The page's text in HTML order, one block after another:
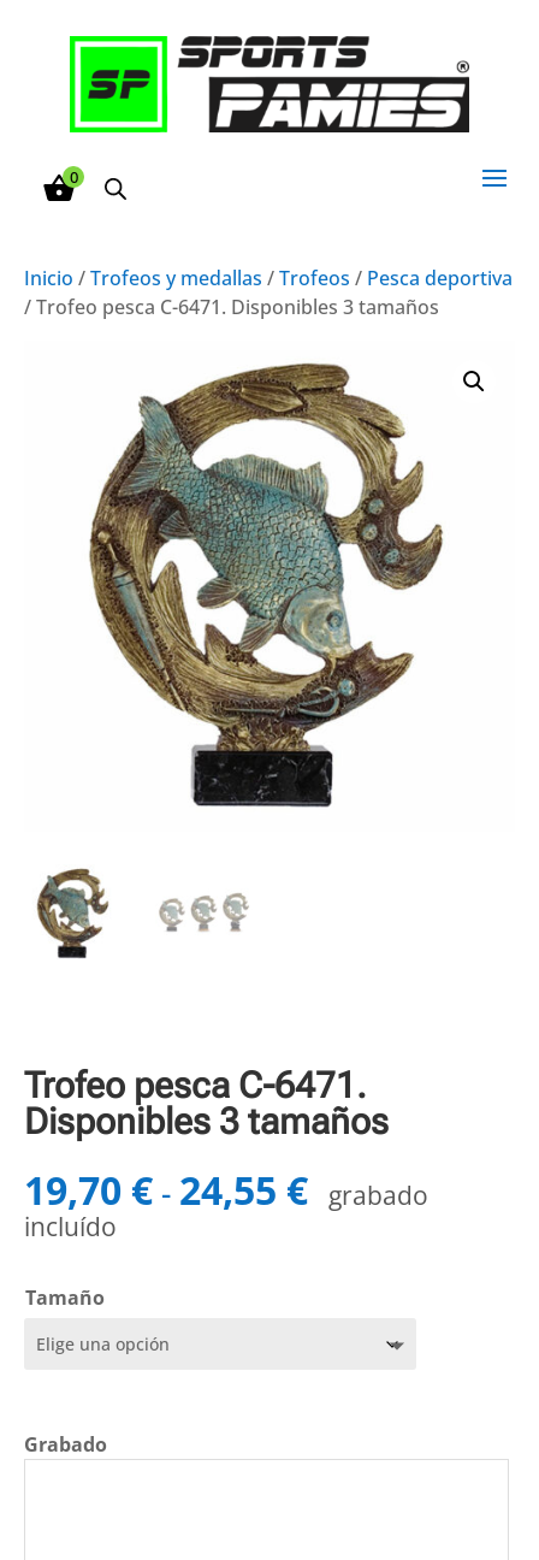
0
Inicio /Trofeos y medallas /Trofeos / Pesca deportiva
/ Trofeo pesca C-6471. Disponibles 3 tamaños
Trofeo pesca C-6471.
Disponibles 3 tamaños
19,70 € - 24,55 €Rango
de
hasta
24,55 €
grabado
incluído
Tamaño
Grabado